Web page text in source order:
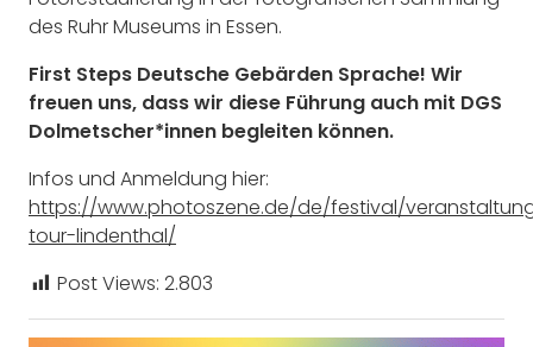
des Ruhr Museums in Essen.
First Steps Deutsche Gebärden Sprache! Wir
freuen uns, dass wir diese Führung auch mit DGS
Dolmetscher*innen begleiten können.
Infos und Anmeldung hier:
https://www.photoszene.de/de/festival/
tour-lindenthal/
Post Views: 2.803